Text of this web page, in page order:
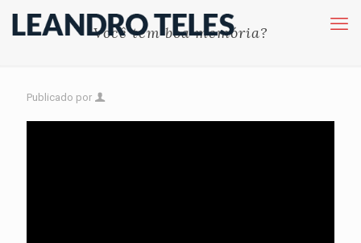
Você tem boa memória?
Publicado por